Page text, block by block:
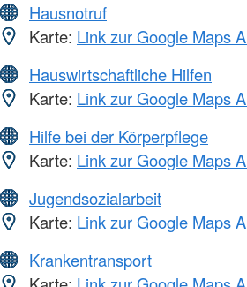
Hausnotruf
Karte: Link zur Google Maps
Hauswirtschaftliche Hilfen
Karte: Link zur Google Maps
Hilfe bei der Körperpflege
Karte: Link zur Google Maps
Jugendsozialarbeit
Karte: Link zur Google Maps
Krankentransport